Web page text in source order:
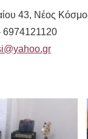
43, Νέος
6974121120